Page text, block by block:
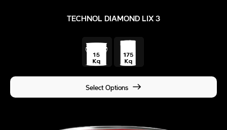
TECHNOL DIAMOND LIX 3
Select Options